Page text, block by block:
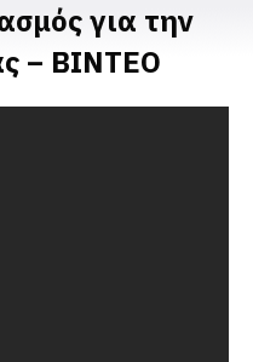
για την
– ΒΙΝΤΕΟ